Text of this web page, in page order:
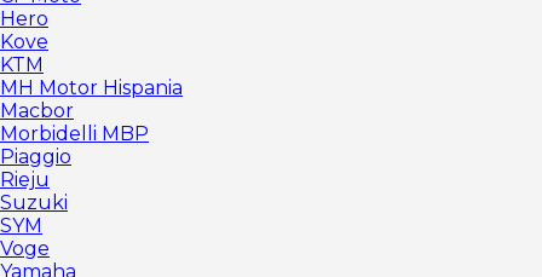
Hero
Kove
KTM
MH Motor Hispania
Macbor
Morbidelli MBP
Piaggio
Rieju
Suzuki
SYM
Voge
Yamaha